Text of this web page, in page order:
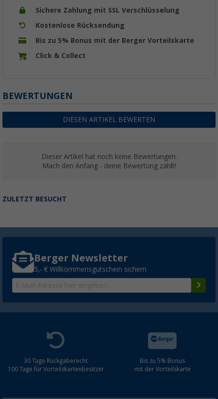
Sichere Zahlung mit SSL Verschlüsselung
Kostenlose Rücksendung
Bis zu 5% Bonus mit der Berger Vorteilskarte
Click & Collect
BEWERTUNGEN
DIESEN ARTIKEL BEWERTEN
Dieser Artikel hat noch keine Bewertungen.
Mach den Anfang - deine Bewertung zählt!
ZULETZT BESUCHT
Berger Newsletter
5,- € Willkommensgutschein sichern
30 Tage Rückgaberecht
100 Tage für Vorteilskartenbesitzer
Bis zu 5% Bonus
mit der Vorteilskarte